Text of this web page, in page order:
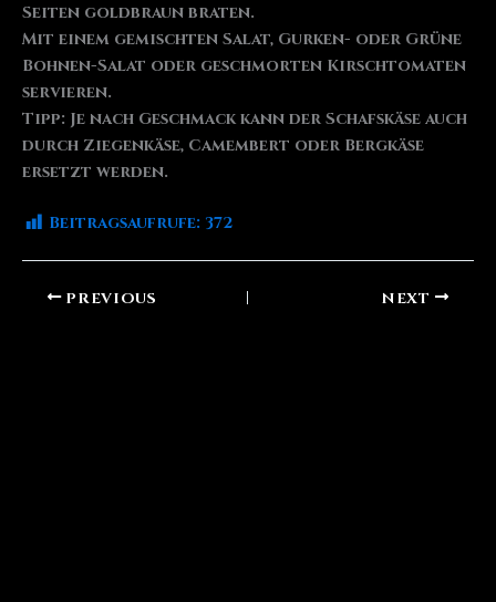
Seiten goldbraun braten.
Mit einem gemischten Salat, Gurken- oder Grüne
Bohnen-Salat oder geschmorten Kirschtomaten
servieren.
Tipp: Je nach Geschmack kann der Schafskäse auch
durch Ziegenkäse, Camembert oder Bergkäse
ersetzt werden.
Beitragsaufrufe: 372
PREVIOUS NEXT